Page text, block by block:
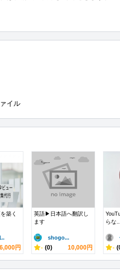
イル
築く
円
英語▶︎日本語へ翻訳し
ます
shogo...
- (0) 10,000円
らな...
-